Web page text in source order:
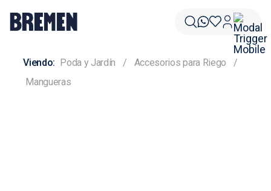
Poda y Jardín
Accesorios para Riego
Mangueras